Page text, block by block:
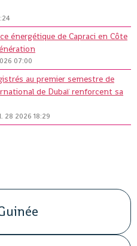
énergétique de Capraci en Côte
07:00
au premier semestre de
de Dubaï renforcent sa
28 2026 18:29